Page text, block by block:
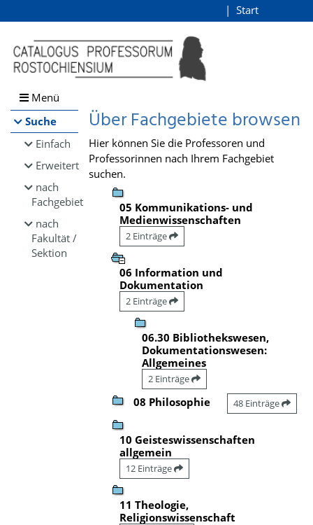
Browsen
direkt zum Inhalt
Start
Menü
Suche
Einfach
Erweitert
nach
Fachgebiet
nach
Fakultät /
Sektion
Über Fachgebiete browsen
Hier können Sie die Professoren und
Professorinnen nach Ihrem Fachgebiet
suchen.
05 Kommunikations- und
Medienwissenschaften
2 Einträge
06 Information und
Dokumentation
2 Einträge
06.30 Bibliothekswesen,
Dokumentationswesen:
Allgemeines
2 Einträge
08 Philosophie 48 Einträge
10 Geisteswissenschaften
allgemein
12 Einträge
11 Theologie,
Religionswissenschaft